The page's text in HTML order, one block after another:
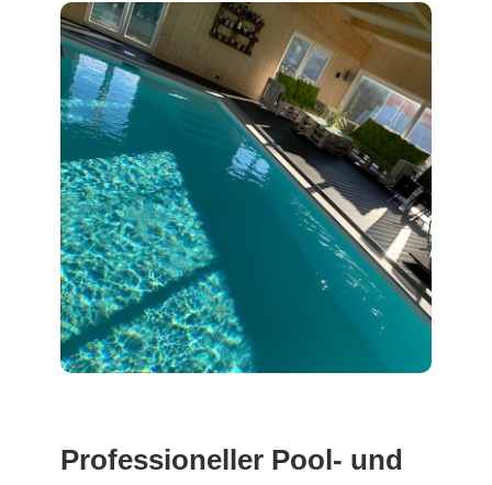
Professioneller Pool- und